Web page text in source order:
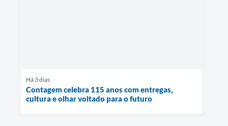
Há 3 dias
Contagem celebra 115 anos com entregas,
cultura e olhar voltado para o futuro